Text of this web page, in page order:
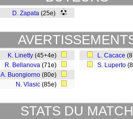
D. Zapata (25e)
K. Linetty (45+4e)
R. Bellanova (71e)
A. Buongiorno (80e)
N. Vlasic (85e)
L. Cacace
S. Luperto
STATS DU MATCH